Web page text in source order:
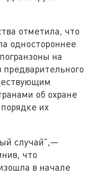
отметила, что
одностороннее
на
предварительного
об охране
их
случай",—
что
в начале